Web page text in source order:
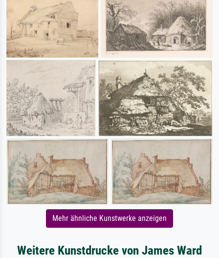
Mehr ähnliche Kunstwerke anzeigen
Weitere Kunstdrucke von James Ward